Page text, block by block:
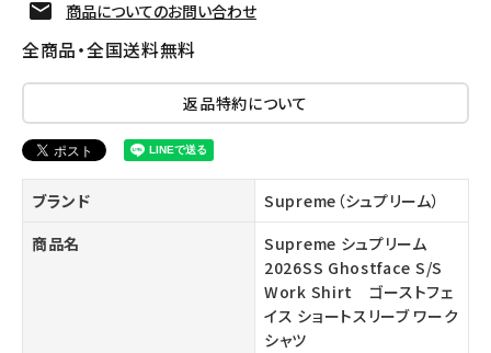
商品についてのお問い合わせ
全商品・全国送料無料
返品特約について
ブランド
Supreme（シュプリーム）
商品名
Supreme シュプリーム
2026SS Ghostface S/S
Work Shirt ゴーストフェ
イス ショートスリーブ ワーク
シャツ